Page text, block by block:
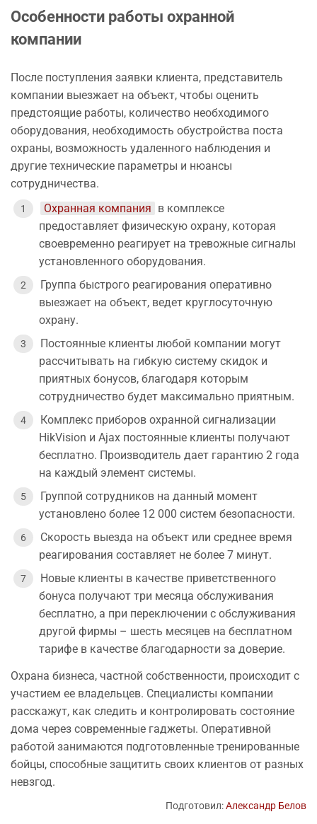
Особенности работы охранной
компании
После поступления заявки клиента, представитель
компании выезжает на объект, чтобы оценить
предстоящие работы, количество необходимого
оборудования, необходимость обустройства поста
охраны, возможность удаленного наблюдения и
другие технические параметры и нюансы
сотрудничества.
Охранная компания в комплексе
предоставляет физическую охрану, которая
своевременно реагирует на тревожные сигналы
установленного оборудования.
Группа быстрого реагирования оперативно
выезжает на объект, ведет круглосуточную
охрану.
Постоянные клиенты любой компании могут
рассчитывать на гибкую систему скидок и
приятных бонусов, благодаря которым
сотрудничество будет максимально приятным.
Комплекс приборов охранной сигнализации
HikVision и Ajax постоянные клиенты получают
бесплатно. Производитель дает гарантию 2 года
на каждый элемент системы.
Группой сотрудников на данный момент
установлено более 12 000 систем безопасности.
Скорость выезда на объект или среднее время
реагирования составляет не более 7 минут.
Новые клиенты в качестве приветственного
бонуса получают три месяца обслуживания
бесплатно, а при переключении с обслуживания
другой фирмы – шесть месяцев на бесплатном
тарифе в качестве благодарности за доверие.
Охрана бизнеса, частной собственности, происходит с
участием ее владельцев. Специалисты компании
расскажут, как следить и контролировать состояние
дома через современные гаджеты. Оперативной
работой занимаются подготовленные тренированные
бойцы, способные защитить своих клиентов от разных
невзгод.
Подготовил:Александр Белов